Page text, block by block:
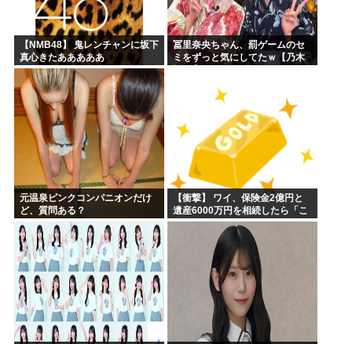
【NMB48】 鬼レンチャンに坂下
真心きたあああああ
冨里奈央ちゃん、罰ゲームのセ
ミをずっと気にしてたｗ【乃木
元温泉ピンクコンパニオンだけ
ど、質問ある？
【衝撃】 ワイ、保険金2億円と
遺産6000万円を相続したら「こ
う」なった・・・